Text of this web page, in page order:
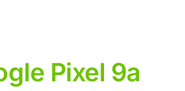
Pixel 9a